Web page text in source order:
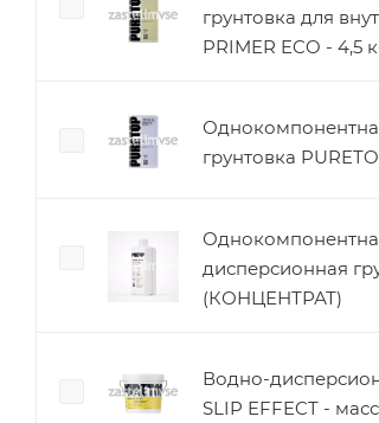
грунтовка для
PRIMER ECO - 4,5
грунтовка
дисперсионная
(КОНЦЕНТРАТ)
Водно-
SLIP EFFECT -